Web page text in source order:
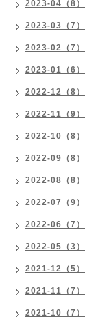
2023-04（8）
2023-03（7）
2023-02（7）
2023-01（6）
2022-12（8）
2022-11（9）
2022-10（8）
2022-09（8）
2022-08（8）
2022-07（9）
2022-06（7）
2022-05（3）
2021-12（5）
2021-11（7）
2021-10（7）